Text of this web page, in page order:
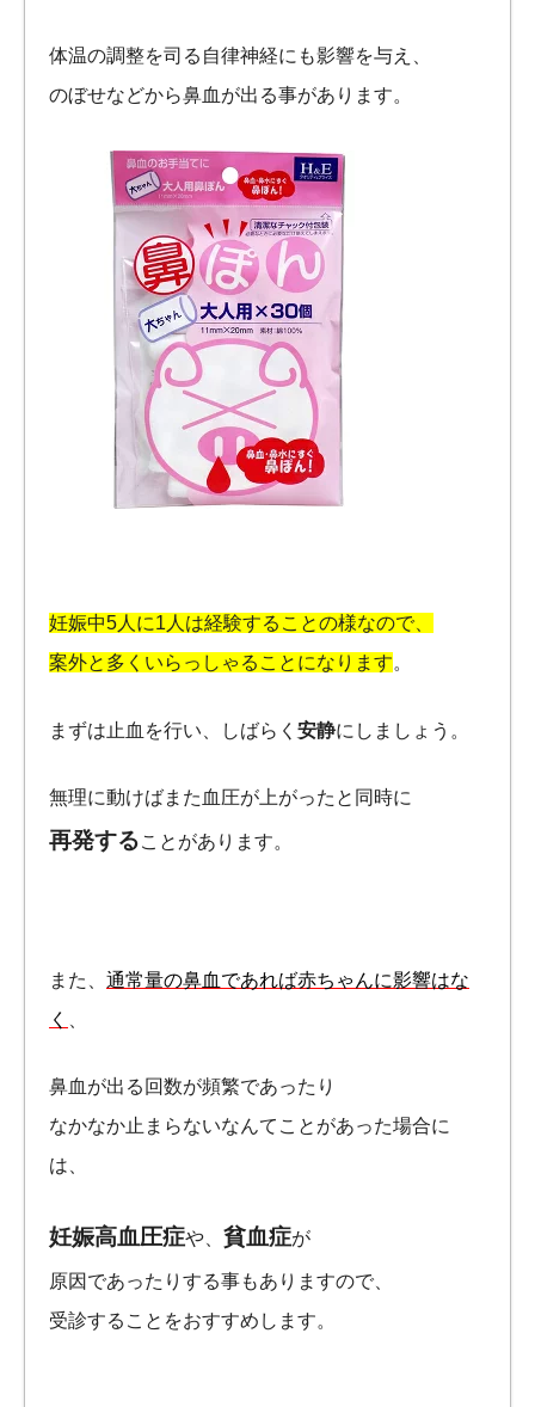
体温の調整を司る自律神経にも影響を与え、
のぼせなどから鼻血が出る事があります。
妊娠中5人に1人は経験することの様なので、
案外と多くいらっしゃることになります。
まずは止血を行い、しばらく 安静にしましょう。
無理に動けばまた血圧が上がったと同時に
再発することがあります。
また、 通常量の鼻血であれば赤ちゃんに影響はな
く
鼻血が出る回数が頻繁であったり
なかなか止まらないなんてことがあった場合に
は、
妊娠高血圧症や、 貧血症が
原因であったりする事もありますので、
受診することをおすすめします。